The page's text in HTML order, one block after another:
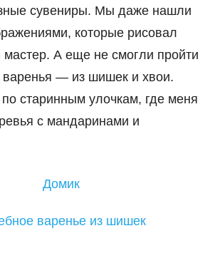
сувениры. Мы даже нашли
которые рисовал
мастер. А еще не смогли пройти
варенья — из шишек и хвои.
старинным улочкам, где меня
с мандаринами и